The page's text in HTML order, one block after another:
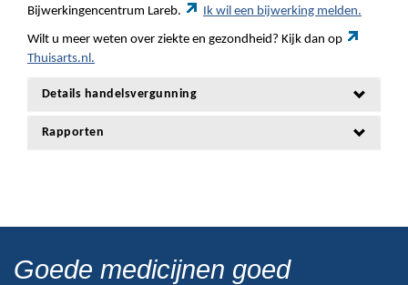
Bijwerkingencentrum Lareb.
Ik wil een bijwerking melden.
Wilt u meer weten over ziekte en gezondheid? Kijk dan op
Thuisarts.nl.
Details handelsvergunning
Rapporten
Goede medicijnen goed